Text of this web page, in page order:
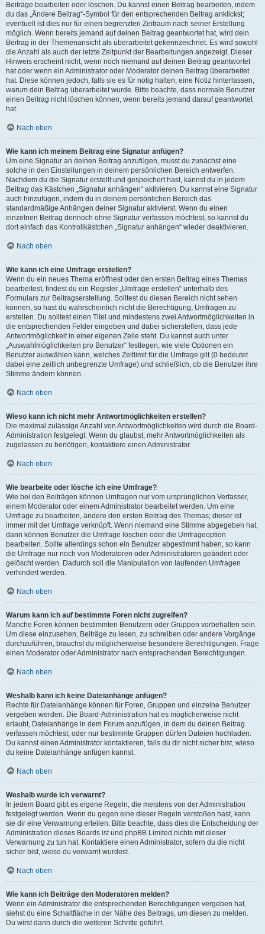
Beiträge bearbeiten oder löschen. Du kannst einen Beitrag bearbeiten, indem
du das „Ändere Beitrag“-Symbol für den entsprechenden Beitrag anklickst;
eventuell ist dies nur für einen begrenzten Zeitraum nach seiner Erstellung
möglich. Wenn bereits jemand auf deinen Beitrag geantwortet hat, wird dein
Beitrag in der Themenansicht als überarbeitet gekennzeichnet. Es wird sowohl
die Anzahl als auch der letzte Zeitpunkt der Bearbeitungen angezeigt. Dieser
Hinweis erscheint nicht, wenn noch niemand auf deinen Beitrag geantwortet
hat oder wenn ein Administrator oder Moderator deinen Beitrag überarbeitet
hat. Diese können jedoch, falls sie es für nötig halten, eine Notiz hinterlassen,
warum dein Beitrag überarbeitet wurde. Bitte beachte, dass normale Benutzer
einen Beitrag nicht löschen können, wenn bereits jemand darauf geantwortet
hat.
Nach oben
Wie kann ich meinem Beitrag eine Signatur anfügen?
Um eine Signatur an deinen Beitrag anzufügen, musst du zunächst eine
solche in den Einstellungen in deinem persönlichen Bereich entwerfen.
Nachdem du die Signatur erstellt und gespeichert hast, kannst du in jedem
Beitrag das Kästchen „Signatur anhängen“ aktivieren. Du kannst eine Signatur
auch hinzufügen, indem du in deinem persönlichen Bereich das
standardmäßige Anhängen deiner Signatur aktivierst. Wenn du einen
einzelnen Beitrag dennoch ohne Signatur verfassen möchtest, so kannst du
dort einfach das Kontrollkästchen „Signatur anhängen“ wieder deaktivieren.
Nach oben
Wie kann ich eine Umfrage erstellen?
Wenn du ein neues Thema eröffnest oder den ersten Beitrag eines Themas
bearbeitest, findest du ein Register „Umfrage erstellen“ unterhalb des
Formulars zur Beitragserstellung. Solltest du diesen Bereich nicht sehen
können, so hast du wahrscheinlich nicht die Berechtigung, Umfragen zu
erstellen. Du solltest einen Titel und mindestens zwei Antwortmöglichkeiten in
die entsprechenden Felder eingeben und dabei sicherstellen, dass jede
Antwortmöglichkeit in einer eigenen Zeile steht. Du kannst auch unter
„Auswahlmöglichkeiten pro Benutzer“ festlegen, wie viele Optionen ein
Benutzer auswählen kann, welches Zeitlimit für die Umfrage gilt (0 bedeutet
dabei eine zeitlich unbegrenzte Umfrage) und schließlich, ob die Benutzer ihre
Stimme ändern können.
Nach oben
Wieso kann ich nicht mehr Antwortmöglichkeiten erstellen?
Die maximal zulässige Anzahl von Antwortmöglichkeiten wird durch die Board-
Administration festgelegt. Wenn du glaubst, mehr Antwortmöglichkeiten als
zugelassen zu benötigen, kontaktiere einen Administrator.
Nach oben
Wie bearbeite oder lösche ich eine Umfrage?
Wie bei den Beiträgen können Umfragen nur vom ursprünglichen Verfasser,
einem Moderator oder einem Administrator bearbeitet werden. Um eine
Umfrage zu bearbeiten, ändere den ersten Beitrag des Themas; dieser ist
immer mit der Umfrage verknüpft. Wenn niemand eine Stimme abgegeben hat,
dann können Benutzer die Umfrage löschen oder die Umfrageoption
bearbeiten. Sollte allerdings schon ein Benutzer abgestimmt haben, so kann
die Umfrage nur noch von Moderatoren oder Administratoren geändert oder
gelöscht werden. Dadurch soll die Manipulation von laufenden Umfragen
verhindert werden.
Nach oben
Warum kann ich auf bestimmte Foren nicht zugreifen?
Manche Foren können bestimmten Benutzern oder Gruppen vorbehalten sein.
Um diese einzusehen, Beiträge zu lesen, zu schreiben oder andere Vorgänge
durchzuführen, brauchst du möglicherweise besondere Berechtigungen. Frage
einen Moderator oder Administrator nach entsprechenden Berechtigungen.
Nach oben
Weshalb kann ich keine Dateianhänge anfügen?
Rechte für Dateianhänge können für Foren, Gruppen und einzelne Benutzer
vergeben werden. Die Board-Administration hat es möglicherweise nicht
erlaubt, Dateianhänge in dem Forum anzufügen, in dem du deinen Beitrag
verfassen möchtest, oder nur bestimmte Gruppen dürfen Dateien hochladen.
Du kannst einen Administrator kontaktieren, falls du dir nicht sicher bist, wieso
du keine Dateianhänge anfügen kannst.
Nach oben
Weshalb wurde ich verwarnt?
In jedem Board gibt es eigene Regeln, die meistens von der Administration
festgelegt werden. Wenn du gegen eine dieser Regeln verstoßen hast, kann
sie dir eine Verwarnung erteilen. Bitte beachte, dass dies die Entscheidung der
Administration dieses Boards ist und phpBB Limited nichts mit dieser
Verwarnung zu tun hat. Kontaktiere einen Administrator, sofern du die nicht
sicher bist, wieso du verwarnt wurdest.
Nach oben
Wie kann ich Beiträge den Moderatoren melden?
Wenn ein Administrator die entsprechenden Berechtigungen vergeben hat,
siehst du eine Schaltfläche in der Nähe des Beitrags, um diesen zu melden.
Du wirst dann durch die weiteren Schritte geführt.